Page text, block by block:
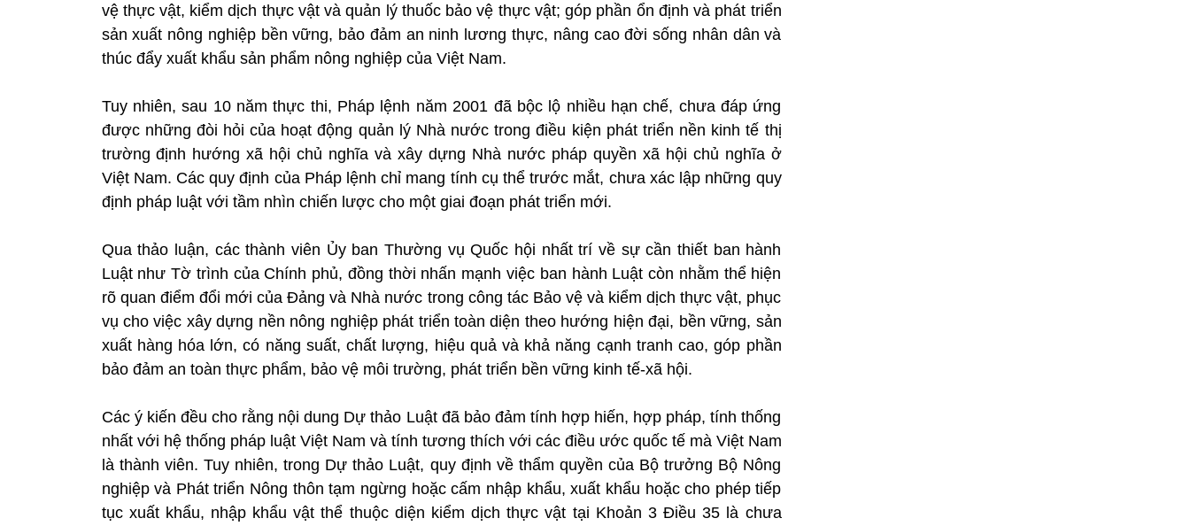
vệ thực vật, kiểm dịch thực vật và quản lý thuốc bảo vệ thực vật; góp phần ổn định và phát triển
sản xuất nông nghiệp bền vững, bảo đảm an ninh lương thực, nâng cao đời sống nhân dân và
thúc đẩy xuất khẩu sản phẩm nông nghiệp của Việt Nam.
Tuy nhiên, sau 10 năm thực thi, Pháp lệnh năm 2001 đã bộc lộ nhiều hạn chế, chưa đáp ứng
được những đòi hỏi của hoạt động quản lý Nhà nước trong điều kiện phát triển nền kinh tế thị
trường định hướng xã hội chủ nghĩa và xây dựng Nhà nước pháp quyền xã hội chủ nghĩa ở
Việt Nam. Các quy định của Pháp lệnh chỉ mang tính cụ thể trước mắt, chưa xác lập những quy
định pháp luật với tầm nhìn chiến lược cho một giai đoạn phát triển mới.
Qua thảo luận, các thành viên Ủy ban Thường vụ Quốc hội nhất trí về sự cần thiết ban hành
Luật như Tờ trình của Chính phủ, đồng thời nhấn mạnh việc ban hành Luật còn nhằm thể hiện
rõ quan điểm đổi mới của Đảng và Nhà nước trong công tác Bảo vệ và kiểm dịch thực vật, phục
vụ cho việc xây dựng nền nông nghiệp phát triển toàn diện theo hướng hiện đại, bền vững, sản
xuất hàng hóa lớn, có năng suất, chất lượng, hiệu quả và khả năng cạnh tranh cao, góp phần
bảo đảm an toàn thực phẩm, bảo vệ môi trường, phát triển bền vững kinh tế-xã hội.
Các ý kiến đều cho rằng nội dung Dự thảo Luật đã bảo đảm tính hợp hiến, hợp pháp, tính thống
nhất với hệ thống pháp luật Việt Nam và tính tương thích với các điều ước quốc tế mà Việt Nam
là thành viên. Tuy nhiên, trong Dự thảo Luật, quy định về thẩm quyền của Bộ trưởng Bộ Nông
nghiệp và Phát triển Nông thôn tạm ngừng hoặc cấm nhập khẩu, xuất khẩu hoặc cho phép tiếp
tục xuất khẩu, nhập khẩu vật thể thuộc diện kiểm dịch thực vật tại Khoản 3 Điều 35 là chưa